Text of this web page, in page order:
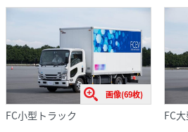
画像(69枚)
FC小型トラック FC